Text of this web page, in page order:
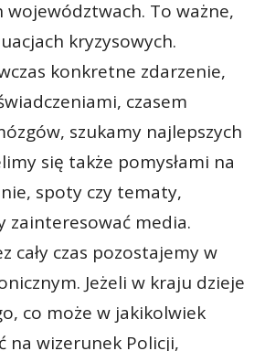
województwach. To ważne,
kryzysowych.
konkretne zdarzenie,
czasem
szukamy najlepszych
się także pomysłami na
spoty czy tematy,
zainteresować media.
cały czas pozostajemy w
Jeżeli w kraju dzieje
co może w jakikolwiek
na wizerunek Policji,